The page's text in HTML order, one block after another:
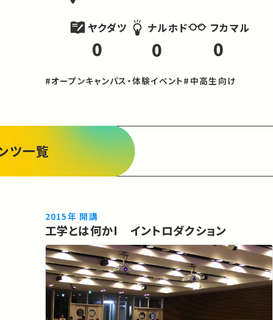
ヤクダツ
0
ナルホド
0
フカマル
0
#オープンキャンパス・体験イベント#中高生向け
ツ一覧
2015年 開講
工学とは何かI イントロダクション